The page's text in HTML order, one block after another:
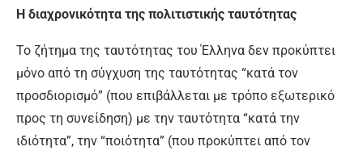
Η διαχρονικότητα της πολιτιστικής ταυτότητας
Το ζήτημα της ταυτότητας του Έλληνα δεν προκύπτει
μόνο από τη σύγχυση της ταυτότητας “κατά τον
προσδιορισμό” (που επιβάλλεται με τρόπο εξωτερικό
προς τη συνείδηση) με την ταυτότητα “κατά την
ιδιότητα”, την “ποιότητα” (που προκύπτει από τον